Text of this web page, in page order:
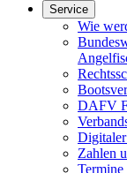
Service
Wie
DAFV
Digitaler
Zahlen
Termine